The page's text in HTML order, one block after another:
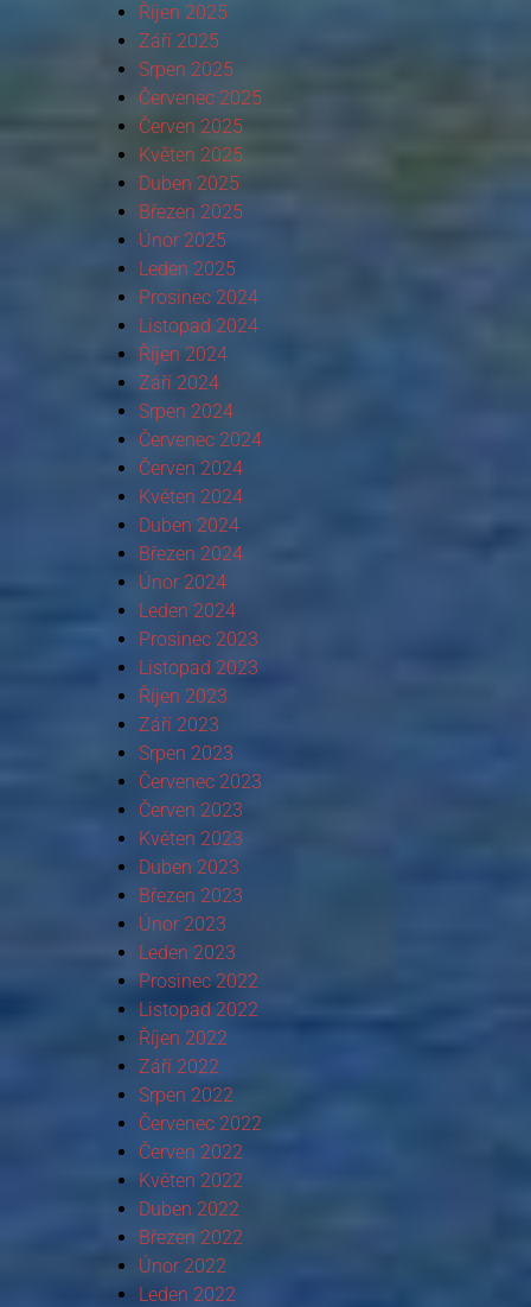
Říjen 2025
Září 2025
Srpen 2025
Červenec 2025
Červen 2025
Květen 2025
Duben 2025
Březen 2025
Únor 2025
Leden 2025
Prosinec 2024
Listopad 2024
Říjen 2024
Září 2024
Srpen 2024
Červenec 2024
Červen 2024
Květen 2024
Duben 2024
Březen 2024
Únor 2024
Leden 2024
Prosinec 2023
Listopad 2023
Říjen 2023
Září 2023
Srpen 2023
Červenec 2023
Červen 2023
Květen 2023
Duben 2023
Březen 2023
Únor 2023
Leden 2023
Prosinec 2022
Listopad 2022
Říjen 2022
Září 2022
Srpen 2022
Červenec 2022
Červen 2022
Květen 2022
Duben 2022
Březen 2022
Únor 2022
Leden 2022